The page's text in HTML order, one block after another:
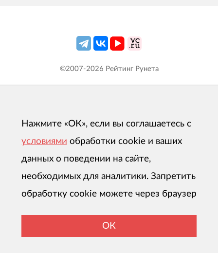
©2007-2026 Рейтинг Рунета
Нажмите «ОК», если вы соглашаетесь с
условиями обработки cookie и ваших
данных о поведении на сайте,
необходимых для аналитики. Запретить
обработку cookie можете через браузер
ОК